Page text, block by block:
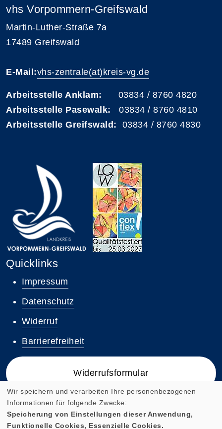
vhs Vorpommern-Greifswald
Martin-Luther-Straße 7a
17489 Greifswald
E-Mail:vhs-zentrale(at)kreis-vg.de
Arbeitsstelle Anklam: 03834 / 8760 4820
Arbeitsstelle Pasewalk: 03834 / 8760 4810
Arbeitsstelle Greifswald: 03834 / 8760 4830
Quicklinks
Impressum
Datenschutz
Widerruf
Barrierefreiheit
Widerrufsformular
Wir speichern und verarbeiten Ihre personenbezogenen
Informationen für folgende Zwecke:
Speicherung von Einstellungen dieser Anwendung,
Funktionelle Cookies, Essenzielle Cookies.